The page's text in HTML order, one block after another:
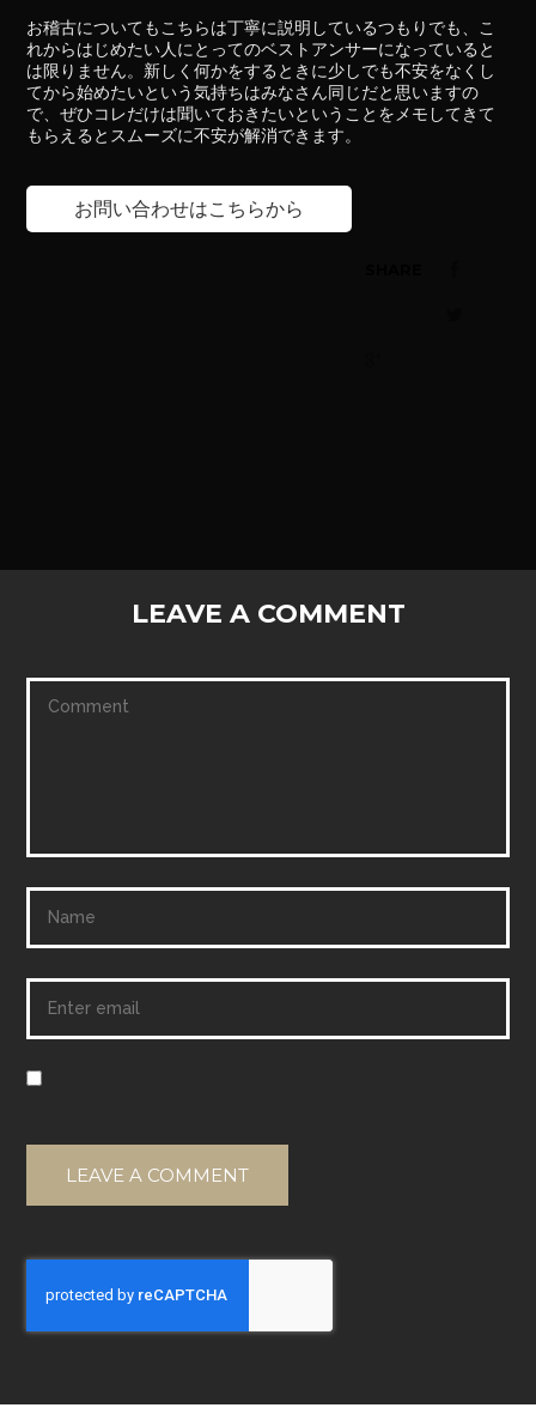
お稽古についてもこちらは丁寧に説明しているつもりでも、こ
れからはじめたい人にとってのベストアンサーになっていると
は限りません。新しく何かをするときに少しでも不安をなくし
てから始めたいという気持ちはみなさん同じだと思いますの
で、ぜひコレだけは聞いておきたいということをメモしてきて
もらえるとスムーズに不安が解消できます。
お問い合わせはこちらから
LEAVE A COMMENT